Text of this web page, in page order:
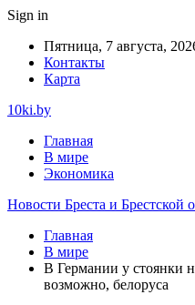
Sign in
Пятница, 7 августа,
Контакты
Карта
10ki.by
Главная
В мире
Экономика
Новости Бреста и Брестской
Главная
В мире
В Германии у стоянки
возможно, белоруса